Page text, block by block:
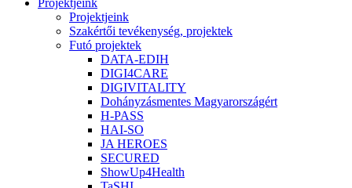
Projektjeink
Projektjeink
Szakértői tevékenység, projektek
Futó projektek
DATA-EDIH
DIGI4CARE
DIGIVITALITY
Dohányzásmentes Magyarországért
H-PASS
HAI-SO
JA HEROES
SECURED
ShowUp4Health